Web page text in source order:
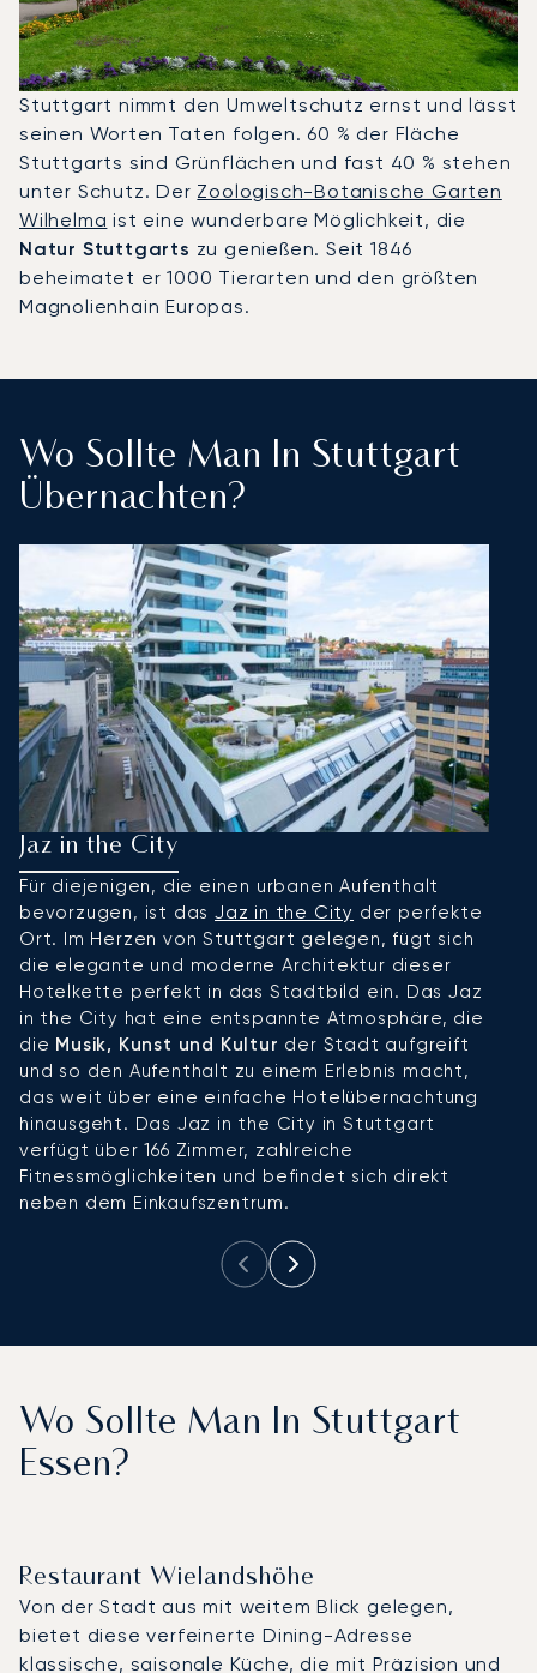
Stuttgart nimmt den Umweltschutz ernst und lässt
seinen Worten Taten folgen. 60 % der Fläche
Stuttgarts sind Grünflächen und fast 40 % stehen
unter Schutz. Der Zoologisch-Botanische Garten
Wilhelma ist eine wunderbare Möglichkeit, die
Natur Stuttgarts zu genießen. Seit 1846
beheimatet er 1000 Tierarten und den größten
Magnolienhain Europas.
Wo Sollte Man In Stuttgart
Übernachten?
Jaz in the City
Für diejenigen, die einen urbanen Aufenthalt
bevorzugen, ist dasJaz in the City der perfekte
Ort. Im Herzen von Stuttgart gelegen, fügt sich
die elegante und moderne Architektur dieser
Hotelkette perfekt in das Stadtbild ein. Das Jaz
in the City hat eine entspannte Atmosphäre, die
die Musik, Kunst und Kultur der Stadt aufgreift
und so den Aufenthalt zu einem Erlebnis macht,
das weit über eine einfache Hotelübernachtung
hinausgeht. Das Jaz in the City in Stuttgart
verfügt über 166 Zimmer, zahlreiche
Fitnessmöglichkeiten und befindet sich direkt
neben dem Einkaufszentrum.
Wo Sollte Man In Stuttgart
Essen?
Restaurant Wielandshöhe
Von der Stadt aus mit weitem Blick gelegen,
bietet diese verfeinerte Dining-Adresse
klassische, saisonale Küche, die mit Präzision und